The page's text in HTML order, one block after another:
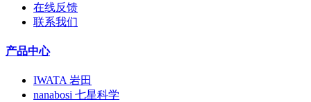
在线反馈
联系我们
产品中心
IWATA 岩田
nanabosi 七星科学